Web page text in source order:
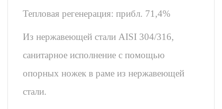
Тепловая регенерация: прибл. 71,4%
Из нержавеющей стали AISI 304/316,
санитарное исполнение с помощью
опорных ножек в раме из нержавеющей
стали.